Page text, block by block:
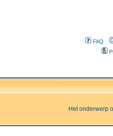
FAQ
Het onderwerp